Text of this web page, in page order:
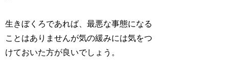
生きぼくろであれば、最悪な事態になる
ことはありませんが気の緩みには気をつ
けておいた方が良いでしょう。